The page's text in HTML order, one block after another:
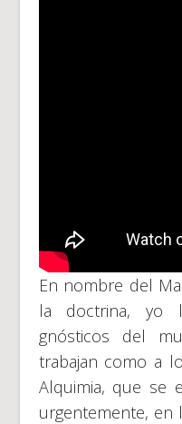
En nombre del
la doctrina, yo
gnósticos del
trabajan como a
Alquimia, que se
urgentemente, en